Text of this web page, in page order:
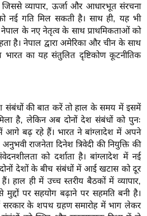
व्यापार, ऊर्जा और आधारभूत संरचना
नई गति मिल सकती है। साथ ही, यह भी
के नए नेतृत्व के साथ प्राथमिकताओं को
है। नेपाल द्वारा अमेरिका और चीन के साथ
का यह संतुलित दृष्टिकोण कूटनीतिक
संबंधों की बात करें तो हाल के समय में इसमें
है, लेकिन अब दोनों देश संबंधों को पुनः
आगे बढ़ रहे हैं। भारत ने बांग्लादेश में अपने
राजनेता दिनेश त्रिवेदी की नियुक्ति की
को दर्शाता है। बांग्लादेश में नई
देशों के बीच संबंधों में आई खटास को दूर
हाल ही में उच्च स्तरीय बैठकों में व्यापार,
पर सहयोग बढ़ाने पर सहमति बनी है।
सरकार के शपथ ग्रहण समारोह में भाग लेकर